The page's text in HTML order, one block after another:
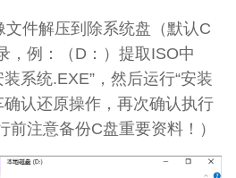
件解压到除系统盘（默认C
，例：（D：）提取ISO中
装系统.EXE”，然后运行“安装
确认还原操作，再次确认执行
前注意备份C盘重要资料！）